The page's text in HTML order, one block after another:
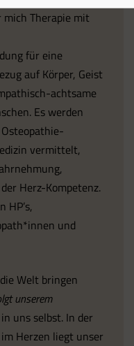
Therapie mit
für eine
auf Körper, Geist
achtsame
Es werden
vermittelt,
Herz-Kompetenz.
HP’s,
und
Welt bringen
unserem
uns selbst. In der
Herzen liegt unser